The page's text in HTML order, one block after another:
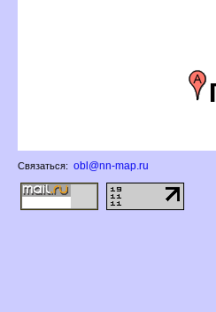
Связаться: obl@nn-map.ru